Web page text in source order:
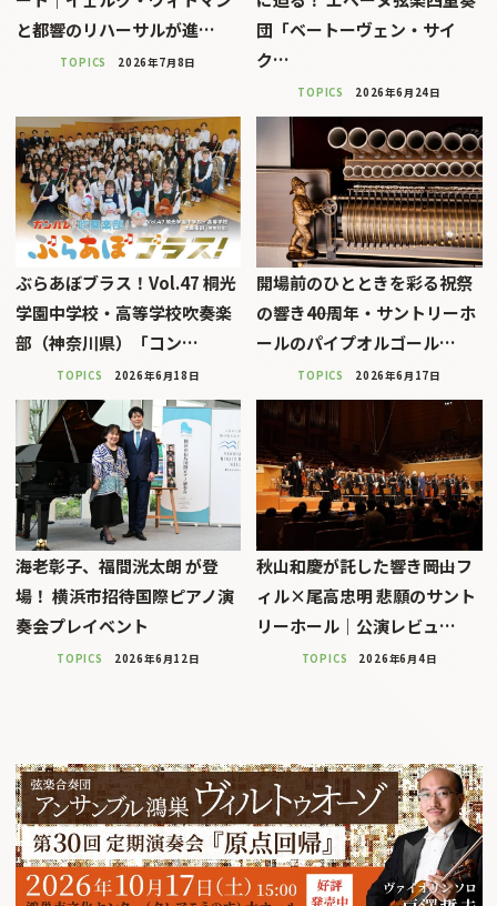
と都響のリハーサルが進…
TOPICS 2026年7月8日
団「ベートーヴェン・サイ
ク…
TOPICS 2026年6月24日
ぶらあぼブラス！Vol.47 桐光
学園中学校・高等学校吹奏楽
部（神奈川県）「コン…
TOPICS 2026年6月18日
開場前のひとときを彩る祝祭
の響き――40周年・サントリーホ
ールのパイプオルゴール…
TOPICS 2026年6月17日
海老彰子、福間洸太朗 が登
場！ 横浜市招待国際ピアノ演
奏会プレイベント
TOPICS 2026年6月12日
秋山和慶が託した響き――岡山フ
ィル×尾高忠明 悲願のサント
リーホール｜公演レビュ…
TOPICS 2026年6月4日